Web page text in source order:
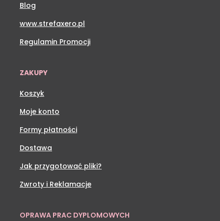
Blog
www.strefaxero.pl
Regulamin Promocji
ZAKUPY
Koszyk
Moje konto
Formy płatności
Dostawa
Jak przygotować pliki?
Zwroty i Reklamacje
OPRAWA PRAC DYPLOMOWYCH